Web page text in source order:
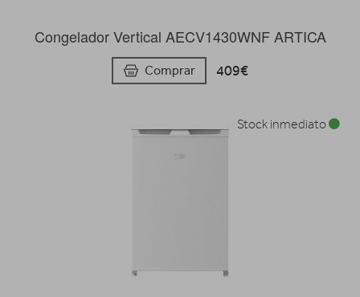
Congelador Vertical AECV1430WNF ARTICA
Comprar 409€
Stock inmediato